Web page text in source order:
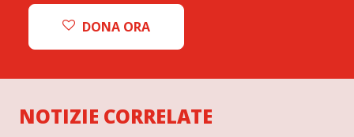
DONA ORA
NOTIZIE CORRELATE